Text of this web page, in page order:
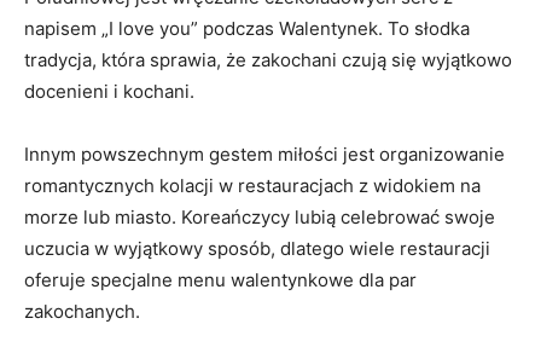
⁤napisem⁣ „I love‍ you” podczas Walentynek. To słodka
tradycja, która sprawia,​ że zakochani czują się wyjątkowo
docenieni i kochani.
Innym powszechnym gestem miłości jest organizowanie
romantycznych kolacji w restauracjach z widokiem na
morze lub⁣ miasto. Koreańczycy lubią celebrować swoje
uczucia w wyjątkowy sposób, dlatego⁢ wiele restauracji
oferuje specjalne menu walentynkowe dla par
⁢zakochanych.